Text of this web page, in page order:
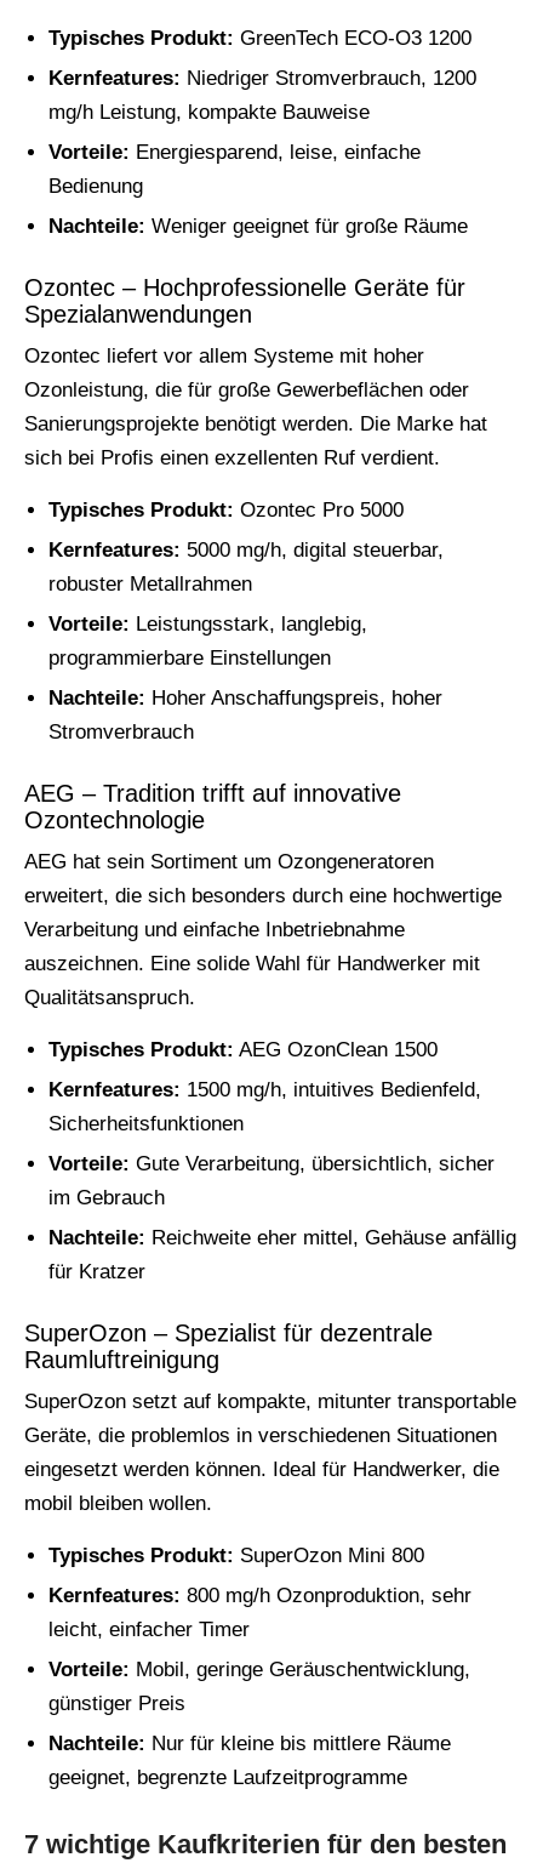
Typisches Produkt: GreenTech ECO-O3 1200
Kernfeatures: Niedriger Stromverbrauch, 1200
mg/h Leistung, kompakte Bauweise
Vorteile: Energiesparend, leise, einfache
Bedienung
Nachteile: Weniger geeignet für große Räume
Ozontec – Hochprofessionelle Geräte für
Spezialanwendungen
Ozontec liefert vor allem Systeme mit hoher
Ozonleistung, die für große Gewerbeflächen oder
Sanierungsprojekte benötigt werden. Die Marke hat
sich bei Profis einen exzellenten Ruf verdient.
Typisches Produkt: Ozontec Pro 5000
Kernfeatures: 5000 mg/h, digital steuerbar,
robuster Metallrahmen
Vorteile: Leistungsstark, langlebig,
programmierbare Einstellungen
Nachteile: Hoher Anschaffungspreis, hoher
Stromverbrauch
AEG – Tradition trifft auf innovative
Ozontechnologie
AEG hat sein Sortiment um Ozongeneratoren
erweitert, die sich besonders durch eine hochwertige
Verarbeitung und einfache Inbetriebnahme
auszeichnen. Eine solide Wahl für Handwerker mit
Qualitätsanspruch.
Typisches Produkt: AEG OzonClean 1500
Kernfeatures: 1500 mg/h, intuitives Bedienfeld,
Sicherheitsfunktionen
Vorteile: Gute Verarbeitung, übersichtlich, sicher
im Gebrauch
Nachteile: Reichweite eher mittel, Gehäuse anfällig
für Kratzer
SuperOzon – Spezialist für dezentrale
Raumluftreinigung
SuperOzon setzt auf kompakte, mitunter transportable
Geräte, die problemlos in verschiedenen Situationen
eingesetzt werden können. Ideal für Handwerker, die
mobil bleiben wollen.
Typisches Produkt: SuperOzon Mini 800
Kernfeatures: 800 mg/h Ozonproduktion, sehr
leicht, einfacher Timer
Vorteile: Mobil, geringe Geräuschentwicklung,
günstiger Preis
Nachteile: Nur für kleine bis mittlere Räume
geeignet, begrenzte Laufzeitprogramme
7 wichtige Kaufkriterien für den besten